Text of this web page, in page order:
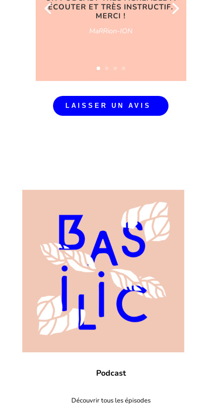
ÉCOUTER ET TRÈS INSTRUCTIF.
MERCI !
MaRRion-ION
LAISSER UN AVIS
Podcast
Découvrir tous les épisodes